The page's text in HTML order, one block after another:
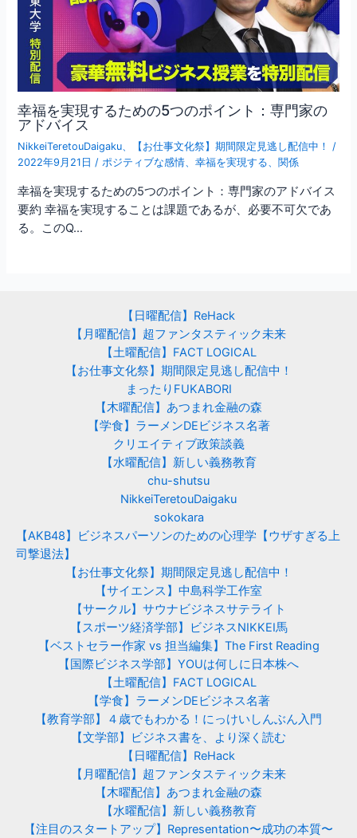
幸福を実現するための5つのポイント：専門家の
アドバイス
NikkeiTeretouDaigaku、 【お仕事文化祭】期間限定見逃し配信中！ /
2022年9月21日 /ポジティブな感情、幸福を実現する、 関係
幸福を実現するための5つのポイント：専門家のアドバイス
要約 幸福を実現することは課題であるが、必要不可欠であ
る。このQ…
【日曜配信】ReHack
【月曜配信】超ファンタスティック未来
【土曜配信】FACT LOGICAL
【お仕事文化祭】期間限定見逃し配信中！
まったりFUKABORI
【木曜配信】あつまれ金融の森
【学食】ラーメンDEビジネス名著
クリエイティブ政策談義
【水曜配信】新しい義務教育
chu-shutsu
NikkeiTeretouDaigaku
sokokara
【AKB48】ビジネスパーソンのための心理学【ウザすぎる上
司撃退法】
【お仕事文化祭】期間限定見逃し配信中！
【サイエンス】中島科学工作室
【サークル】サウナビジネスサテライト
【スポーツ経済学部】ビジネスNIKKEI馬
【ベストセラー作家 vs 担当編集】The First Reading
【国際ビジネス学部】YOUは何しに日本株へ
【土曜配信】FACT LOGICAL
【学食】ラーメンDEビジネス名著
【教育学部】４歳でもわかる！にっけいしんぶん入門
【文学部】ビジネス書を、より深く読む
【日曜配信】ReHack
【月曜配信】超ファンタスティック未来
【木曜配信】あつまれ金融の森
【水曜配信】新しい義務教育
【注目のスタートアップ】Representation〜成功の本質〜